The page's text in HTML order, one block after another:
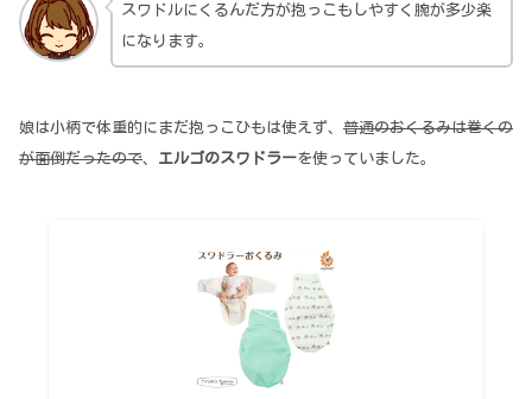
スワドルにくるんだ方が抱っこもしやすく腕が多少楽
になります。
娘は小柄で体重的にまだ抱っこひもは使えず、 普通のおくるみは巻くの
が面倒だったので、 エルゴのスワドラーを使っていました。